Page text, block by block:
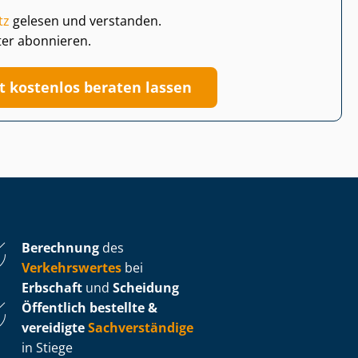
gelesen und verstanden.
abonnieren.
kostenlos beraten lassen
Berechnung des
Verkehrswertes bei
Erbschaft und Scheidung
Öffentlich bestellte &
vereidigteSachverständige
in Stiege